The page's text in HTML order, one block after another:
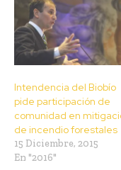
Intendencia del Biobío
pide participación de
comunidad en
de incendio forestales
15 Diciembre, 2015
En "2016"